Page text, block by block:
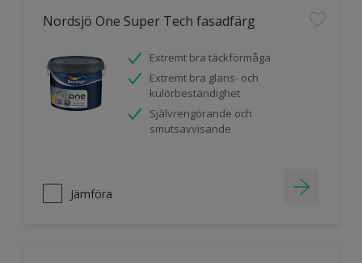
Nordsjö One Super Tech fasadfärg
Extremt bra täckförmåga
Extremt bra glans- och
kulörbeständighet
Självrengörande och
smutsavvisande
Jämföra